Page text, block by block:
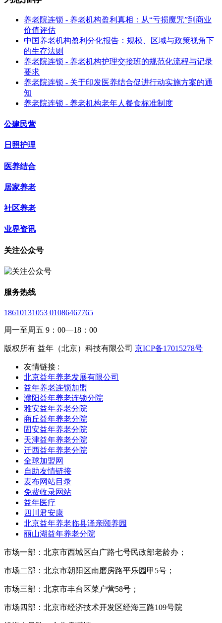
养老院连锁 - 养老机构盈利真相：从“亏损魔咒”到商业
价值评估
中国养老机构盈利分化报告：规模、区域与政策视角下
的生存法则
养老院连锁 - 养老机构护理交接班的规范化流程与记录
要求
养老院连锁 - 关于印发医养结合促进行动实施方案的通
知
养老院连锁 - 养老机构老年人餐食标准制度
公建民营
日照护理
医养结合
居家养老
社区养老
业界资讯
关注公众号
服务热线
18610131053 01086467765
周一至周五 9：00—18：00
版权所有 益年（北京）科技有限公司 京ICP备17015278号
友情链接 :
北京益年养老发展有限公司
益年养老连锁加盟
濮阳益年养老连锁分院
雅安益年养老分院
商丘益年养老分院
固安益年养老分院
天津益年养老分院
迁西益年养老分院
全球加盟网
自助友情链接
麦布网站目录
免费收录网站
益年医疗
四川君安康
北京益年养老临县泽亲颐养园
丽山湖益年养老分院
市场一部：北京市西城区白广路七号民政部老龄办；
市场二部：北京市朝阳区南磨房路平乐园甲5号；
市场三部：北京市丰台区菜户营58号；
市场四部：北京市经济技术开发区经海三路109号院